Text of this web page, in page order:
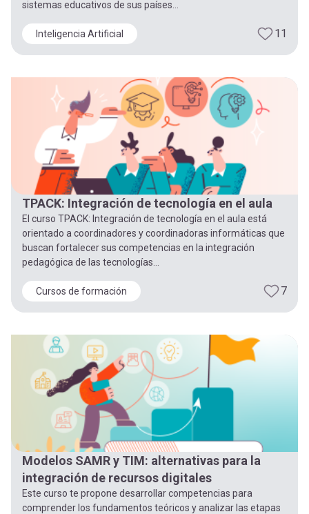
sistemas educativos de sus países...
Inteligencia Artificial 11
TPACK: Integración de tecnología en el aula
El curso TPACK: Integración de tecnología en el aula está
orientado a coordinadores y coordinadoras informáticas que
buscan fortalecer sus competencias en la integración
pedagógica de las tecnologías...
Cursos de formación 7
Modelos SAMR y TIM: alternativas para la
integración de recursos digitales
Este curso te propone desarrollar competencias para
comprender los fundamentos teóricos y analizar las etapas